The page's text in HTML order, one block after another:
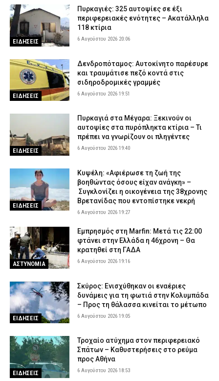
ΕΙΔΗΣΕΙΣ
Πυρκαγιές: 325 αυτοψίες σε έξι
περιφερειακές ενότητες – Ακατάλληλα
118 κτίρια
6 Αυγούστου 2026 20:06
ΕΙΔΗΣΕΙΣ
Δενδροπόταμος: Αυτοκίνητο παρέσυρε
και τραυμάτισε πεζό κοντά στις
σιδηροδρομικές γραμμές
6 Αυγούστου 2026 19:51
ΕΙΔΗΣΕΙΣ
Πυρκαγιά στα Μέγαρα: Ξεκινούν οι
αυτοψίες στα πυρόπληκτα κτίρια – Τι
πρέπει να γνωρίζουν οι πληγέντες
6 Αυγούστου 2026 19:40
ΕΙΔΗΣΕΙΣ
Κυψέλη: «Αφιέρωσε τη ζωή της
βοηθώντας όσους είχαν ανάγκη» –
Συγκλονίζει η οικογένεια της 38χρονης
Βρετανίδας που εντοπίστηκε νεκρή
6 Αυγούστου 2026 19:27
ΑΣΤΥΝΟΜΙΑ
Εμπρησμός στη Marfin: Μετά τις 22:00
φτάνει στην Ελλάδα η 46χρονη – Θα
κρατηθεί στη ΓΑΔΑ
6 Αυγούστου 2026 19:16
ΕΙΔΗΣΕΙΣ
Σκύρος: Ενισχύθηκαν οι εναέριες
δυνάμεις για τη φωτιά στην Κολυμπάδα
– Προς τη θάλασσα κινείται το μέτωπο
6 Αυγούστου 2026 19:05
ΕΙΔΗΣΕΙΣ
Τροχαίο ατύχημα στον περιφερειακό
Σπάτων – Καθυστερήσεις στο ρεύμα
προς Αθήνα
6 Αυγούστου 2026 18:53